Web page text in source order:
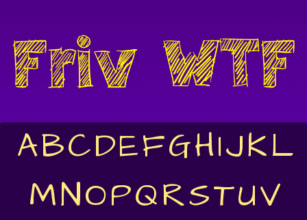
ABCDEFGHIJKL
MNOPQRSTUV